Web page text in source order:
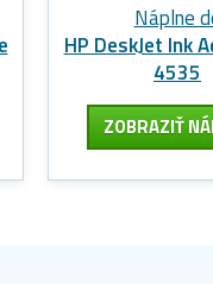
Náplne
HP DeskJet Ink
4535
ZOBRAZIŤ